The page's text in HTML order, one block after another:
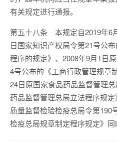
有关规定进行通报。
第五十八条 本规定自2019年6
日国家知识产权局令第21号公
程序的规定》、 2008年9月1日
4号公布的《工商行政管理规章
24日原国家食品药品监督管理
药品监督管理总局立法程序规定
质量监督检验检疫总局令第190
检疫总局规章制定程序规定》同